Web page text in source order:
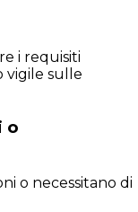
i requisiti
vigile sulle
o
o necessitano di